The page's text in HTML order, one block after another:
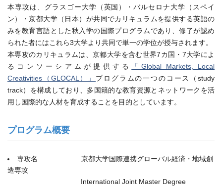
本専攻は、グラスゴー大学（英国）・バルセロナ大学（スペイ
ン）・京都大学（日本）が共同でカリキュラムを提供する英語の
みを教育言語とした秋入学の国際プログラムであり、修了が認め
られた者にはこれら3大学より共同で単一の学位が授与されます。
本専攻のカリキュラムは、京都大学を含む世界7カ国・7大学によ
るコンソーシアムが提供する
「Global Markets, Local
Creativities（GLOCAL）」 プログラムの一つのコース（study
track）を構成しており、多国籍的な教育資源とネットワークを活
用し国際的な人材を育成することを目的としています。
プログラム概要
専攻名 京都大学国際連携グローバル経済・地域創
造専攻
International Joint Master Degree